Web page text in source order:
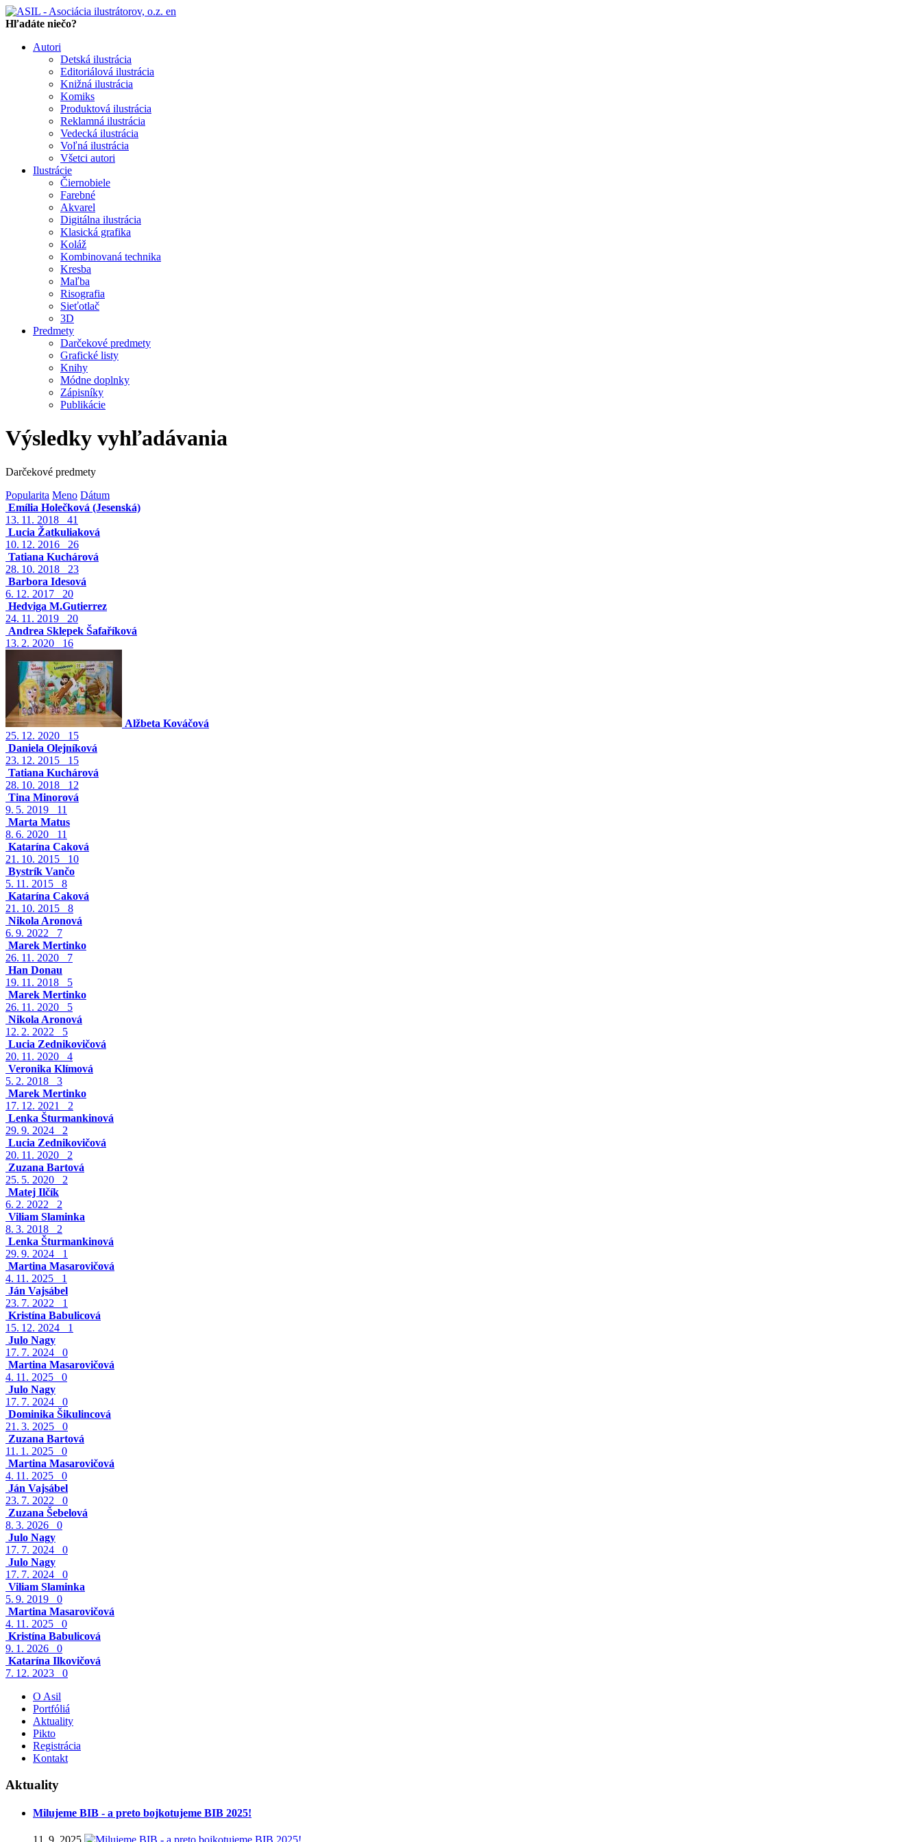
en
Hľadáte niečo?
Autori
Detská ilustrácia
Editoriálová ilustrácia
Knižná ilustrácia
Komiks
Produktová ilustrácia
Reklamná ilustrácia
Vedecká ilustrácia
Voľná ilustrácia
Všetci autori
Ilustrácie
Čiernobiele
Farebné
Akvarel
Digitálna ilustrácia
Klasická grafika
Koláž
Kombinovaná technika
Kresba
Maľba
Risografia
Sieťotlač
3D
Predmety
Darčekové predmety
Grafické listy
Knihy
Módne doplnky
Zápisníky
Publikácie
Výsledky vyhľadávania
Darčekové predmety
Popularita Meno Dátum
Emília Holečková (Jesenská)
13. 11. 2018
41
Lucia Žatkuliaková
10. 12. 2016
26
Tatiana Kuchárová
28. 10. 2018
23
Barbora Idesová
6. 12. 2017
20
Hedviga M.Gutierrez
24. 11. 2019
20
Andrea Sklepek Šafaříková
13. 2. 2020
16
Alžbeta Kováčová
25. 12. 2020
15
Daniela Olejníková
23. 12. 2015
15
Tatiana Kuchárová
28. 10. 2018
12
Tina Minorová
9. 5. 2019
11
Marta Matus
8. 6. 2020
11
Katarína Caková
21. 10. 2015
10
Bystrík Vančo
5. 11. 2015
8
Katarína Caková
21. 10. 2015
8
Nikola Aronová
6. 9. 2022
7
Marek Mertinko
26. 11. 2020
7
Han Donau
19. 11. 2018
5
Marek Mertinko
26. 11. 2020
5
Nikola Aronová
12. 2. 2022
5
Lucia Zednikovičová
20. 11. 2020
4
Veronika Klímová
5. 2. 2018
3
Marek Mertinko
17. 12. 2021
2
Lenka Šturmankinová
29. 9. 2024
2
Lucia Zednikovičová
20. 11. 2020
2
Zuzana Bartová
25. 5. 2020
2
Matej Ilčík
6. 2. 2022
2
Viliam Slaminka
8. 3. 2018
2
Lenka Šturmankinová
29. 9. 2024
1
Martina Masarovičová
4. 11. 2025
1
Ján Vajsábel
23. 7. 2022
1
Kristína Babulicová
15. 12. 2024
1
Julo Nagy
17. 7. 2024
0
Martina Masarovičová
4. 11. 2025
0
Julo Nagy
17. 7. 2024
0
Dominika Šikulincová
21. 3. 2025
0
Zuzana Bartová
11. 1. 2025
0
Martina Masarovičová
4. 11. 2025
0
Ján Vajsábel
23. 7. 2022
0
Zuzana Šebelová
8. 3. 2026
0
Julo Nagy
17. 7. 2024
0
Julo Nagy
17. 7. 2024
0
Viliam Slaminka
5. 9. 2019
0
Martina Masarovičová
4. 11. 2025
0
Kristína Babulicová
9. 1. 2026
0
Katarína Ilkovičová
7. 12. 2023
0
O Asil
Portfóliá
Aktuality
Pikto
Registrácia
Kontakt
Aktuality
Milujeme BIB - a preto bojkotujeme BIB 2025!